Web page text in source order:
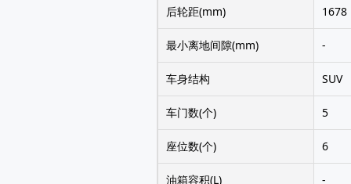
后轮距(mm) 1678
最小离地间隙(mm) -
车身结构 SUV
车门数(个) 5
座位数(个) 6
油箱容积(L) -